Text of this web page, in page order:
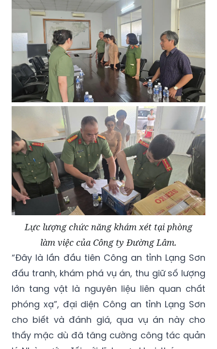
Lực lượng chức năng khám xét tại phòng
làm việc của Công ty Đường Lâm.
“Đây là lần đầu tiên Công an tỉnh Lạng Sơn
đấu tranh, khám phá vụ án, thu giữ số lượng
lớn tang vật là nguyên liệu liên quan chất
phóng xạ”, đại diện Công an tỉnh Lạng Sơn
cho biết và đánh giá, qua vụ án này cho
thấy mặc dù đã tăng cường công tác quản